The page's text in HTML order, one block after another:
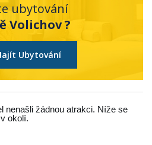
ubytování
Volichov ?
Ubytování
nenašli žádnou atrakci. Níže se
okolí.